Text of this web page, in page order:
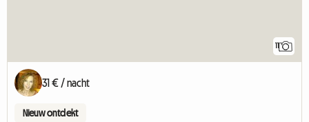
11
31 € / nacht
Nieuw ontdekt